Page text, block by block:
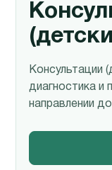
Консультации
диагностика
направлении